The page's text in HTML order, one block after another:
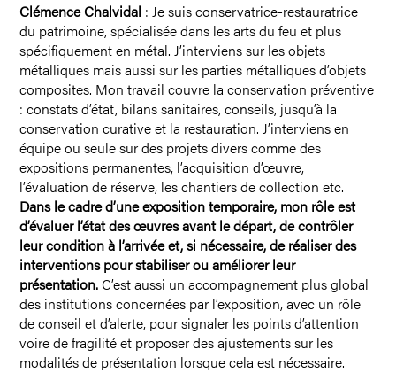
Clémence Chalvidal : Je suis conservatrice-restauratrice
du patrimoine, spécialisée dans les arts du feu et plus
spécifiquement en métal. J’interviens sur les objets
métalliques mais aussi sur les parties métalliques d’objets
composites. Mon travail couvre la conservation préventive
: constats d’état, bilans sanitaires, conseils, jusqu’à la
conservation curative et la restauration. J’interviens en
équipe ou seule sur des projets divers comme des
expositions permanentes, l’acquisition d’œuvre,
l’évaluation de réserve, les chantiers de collection etc.
Dans le cadre d’une exposition temporaire, mon rôle est
d’évaluer l’état des œuvres avant le départ, de contrôler
leur condition à l’arrivée et, si nécessaire, de réaliser des
interventions pour stabiliser ou améliorer leur
présentation.C’est aussi un accompagnement plus global
des institutions concernées par l’exposition, avec un rôle
de conseil et d’alerte, pour signaler les points d’attention
voire de fragilité et proposer des ajustements sur les
modalités de présentation lorsque cela est nécessaire.